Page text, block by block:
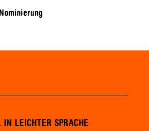
IN LEICHTER SPRACHE